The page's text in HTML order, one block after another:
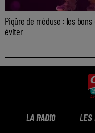
Piqûre de méduse : les
éviter
LA RADIO LES